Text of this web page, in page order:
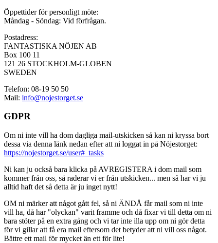
Öppettider för personligt möte:
Måndag - Söndag: Vid förfrågan.
Postadress:
FANTASTISKA NÖJEN AB
Box 100 11
121 26 STOCKHOLM-GLOBEN
SWEDEN
Telefon: 08-19 50 50
Mail: info@nojestorget.se
GDPR
Om ni inte vill ha dom dagliga mail-utskicken så kan ni kryssa bort
dessa via denna länk nedan efter att ni loggat in på Nöjestorget:
https://nojestorget.se/user#_tasks
Ni kan ju också bara klicka på AVREGISTERA i dom mail som
kommer från oss, så raderar vi er från utskicken... men så har vi ju
alltid haft det så detta är ju inget nytt!
OM ni märker att något gått fel, så ni ÄNDÅ får mail som ni inte
vill ha, då har "olyckan" varit framme och då fixar vi till detta om ni
bara stöter på en extra gång och vi tar inte illa upp om ni gör detta
för vi gillar att få era mail eftersom det betyder att ni vill oss något.
Bättre ett mail för mycket än ett för lite!